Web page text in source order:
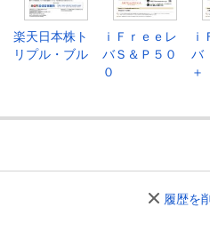
楽天日本株ト
リプル・ブル
ｉＦｒｅｅレ
バＳ＆Ｐ５０
０
バ
＋
履歴を